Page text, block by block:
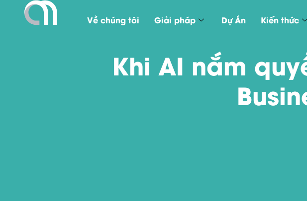
Về chúng tôi Giải pháp Dự Án Kiến thức
Khi AI nắm